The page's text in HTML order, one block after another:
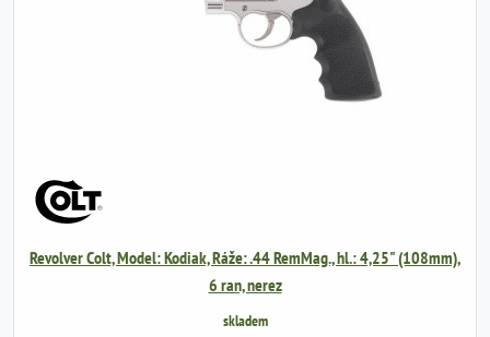
Revolver Colt, Model: Kodiak, Ráže: .44 RemMag., hl.: 4,25" (108mm),
6 ran, nerez
skladem